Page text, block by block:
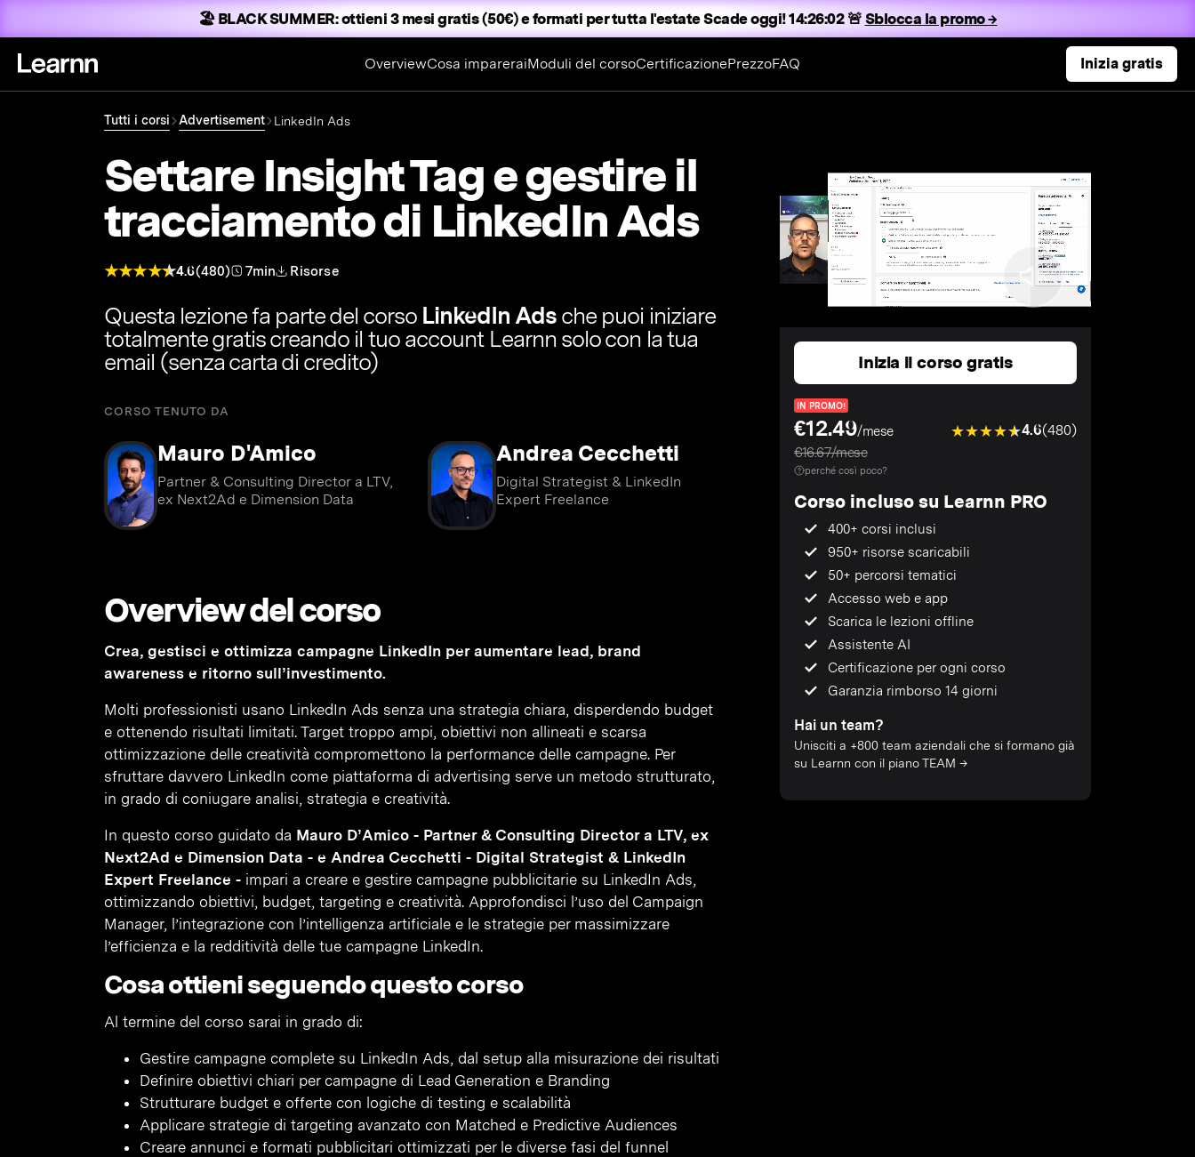
🏖️ BLACK SUMMER:ottieni 3 mesi gratis (50€) e formati per tutta l'estateScade oggi! 14:26:01 🚨 Sblocca la promo →
OverviewCosa impareraiModuli del corsoCertificazionePrezzoFAQ Inizia gratis
Tutti i corsi Advertisement LinkedIn Ads
Settare Insight Tag e gestire il
tracciamento di LinkedIn Ads
4.6(480) 7min Risorse
Questa lezione fa parte del corso LinkedIn Adsche puoi iniziare
totalmente gratis creando il tuo account Learnn solo con la tua
email (senza carta di credito)
CORSO TENUTO DA
Mauro D'Amico
Partner & Consulting Director a LTV,
ex Next2Ad e Dimension Data
Andrea Cecchetti
Digital Strategist & LinkedIn
Expert Freelance
Overview del corso
Crea, gestisci e ottimizza campagne LinkedIn per aumentare lead, brand
awareness e ritorno sull’investimento.
Molti professionisti usano LinkedIn Ads senza una strategia chiara, disperdendo budget
e ottenendo risultati limitati. Target troppo ampi, obiettivi non allineati e scarsa
ottimizzazione delle creatività compromettono la performance delle campagne. Per
sfruttare davvero LinkedIn come piattaforma di advertising serve un metodo strutturato,
in grado di coniugare analisi, strategia e creatività.
In questo corso guidato da Mauro D’Amico - Partner & Consulting Director a LTV, ex
Next2Ad e Dimension Data - e Andrea Cecchetti - Digital Strategist & LinkedIn
Expert Freelance - impari a creare e gestire campagne pubblicitarie su LinkedIn Ads,
ottimizzando obiettivi, budget, targeting e creatività. Approfondisci l’uso del Campaign
Manager, l’integrazione con l’intelligenza artificiale e le strategie per massimizzare
l’efficienza e la redditività delle tue campagne LinkedIn.
Cosa ottieni seguendo questo corso
Al termine del corso sarai in grado di:
Gestire campagne complete su LinkedIn Ads, dal setup alla misurazione dei risultati
Definire obiettivi chiari per campagne di Lead Generation e Branding
Strutturare budget e offerte con logiche di testing e scalabilità
Applicare strategie di targeting avanzato con Matched e Predictive Audiences
Creare annunci e formati pubblicitari ottimizzati per le diverse fasi del funnel
Inizia il corso gratis
IN PROMO!
€12.49/mese
€16.67/mese
4.6(480)
perché così poco?
Corso incluso su Learnn PRO
400+ corsi inclusi
950+ risorse scaricabili
50+ percorsi tematici
Accesso web e app
Scarica le lezioni offline
Assistente AI
Certificazione per ogni corso
Garanzia rimborso 14 giorni
Hai un team?
Unisciti a +800 team aziendali che si formano già
su Learnn con il piano TEAM →